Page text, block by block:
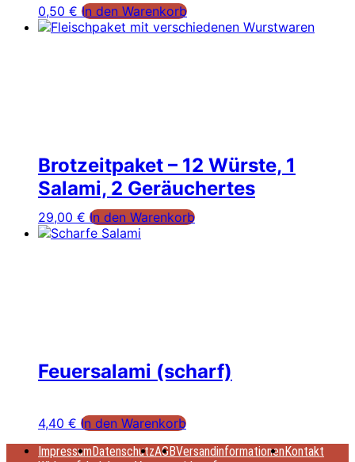
0,50 € In den Warenkorb
Brotzeitpaket – 12 Würste, 1
Salami, 2 Geräuchertes
29,00 € In den Warenkorb
Feuersalami (scharf)
4,40 € In den Warenkorb
ImpressumDatenschutzAGBVersandinformationenKontakt